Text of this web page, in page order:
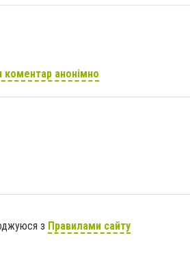
коментар анонімно
з Правилами сайту